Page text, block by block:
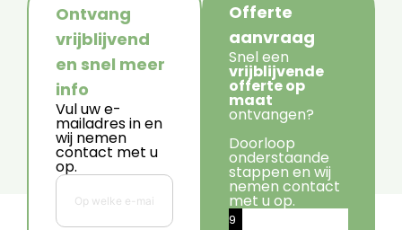
Ontvang
vrijblijvend
en snel meer
info
Vul uw e-
mailadres in en
wij nemen
contact met u
op.
Offerte
aanvraag
Snel een
vrijblijvende
offerte op
maat
ontvangen?
Doorloop
onderstaande
stappen en wij
nemen contact
met u op.
9